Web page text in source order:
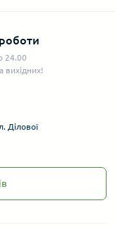
24.00
вихідних!
Ділової